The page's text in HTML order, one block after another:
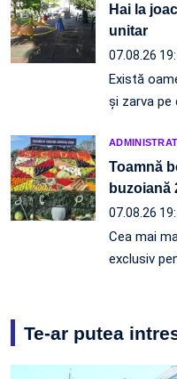
Hai la
unitar
07.08.26
Există
și zarva pe
Toamnă
buzoiană
07.08.26
Cea mai
exclusiv
Te-ar putea